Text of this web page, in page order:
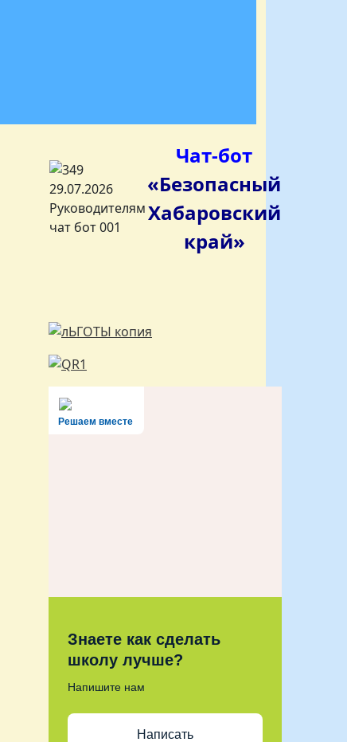
Чат-бот
«Безопасный
Хабаровский
край»
Решаем вместе
Знаете как сделать
школу лучше?
Напишите нам
Написать